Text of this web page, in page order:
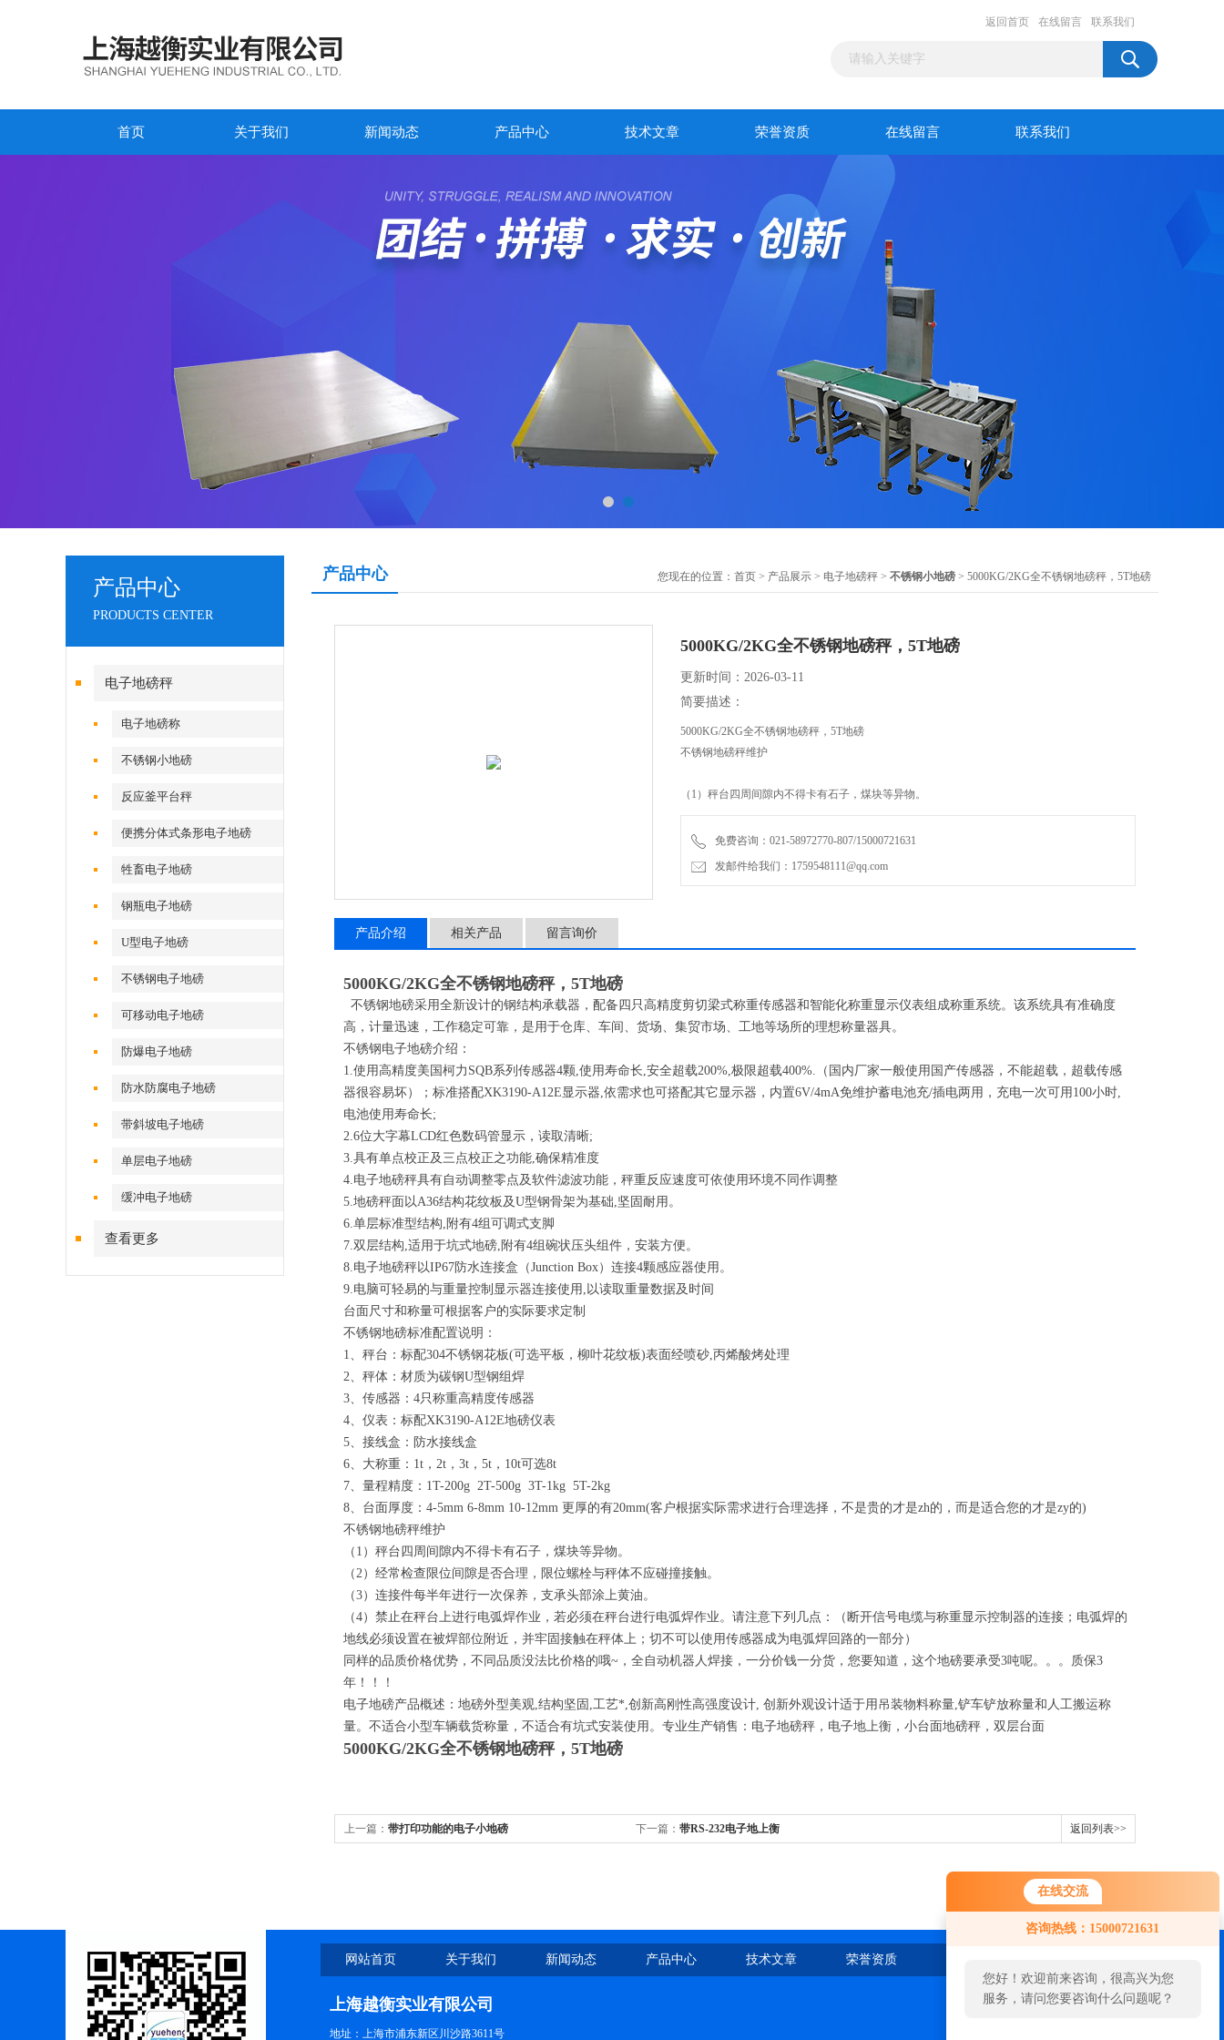
在线交流
咨询热线：15000721631
您好！欢迎前来咨询，很高兴为您
服务，请问您要咨询什么问题呢？
返回首页 在线留言 联系我们
首页 关于我们 新闻动态 产品中心 技术文章 荣誉资质 在线留言 联系我们
产品中心
PRODUCTS CENTER
电子地磅秤
电子地磅称
不锈钢小地磅
反应釜平台秤
便携分体式条形电子地磅
牲畜电子地磅
钢瓶电子地磅
U型电子地磅
不锈钢电子地磅
可移动电子地磅
防爆电子地磅
防水防腐电子地磅
带斜坡电子地磅
单层电子地磅
缓冲电子地磅
查看更多
产品中心 您现在的位置： 首页 > 产品展示 > 电子地磅秤 > 不锈钢小地磅 > 5000KG/2KG全不锈钢地磅秤，5T地磅
5000KG/2KG全不锈钢地磅秤，5T地磅
更新时间：2026-03-11
简要描述：
5000KG/2KG全不锈钢地磅秤，5T地磅
不锈钢地磅秤维护
（1）秤台四周间隙内不得卡有石子，煤块等异物。
（2）经常检查限位间隙是否合理，限位螺栓与秤体不应碰撞接触。
免费咨询：021-58972770-807/15000721631
发邮件给我们：1759548111@qq.com
产品介绍 相关产品 留言询价
5000KG/2KG全不锈钢地磅秤，5T地磅
不锈钢地磅采用全新设计的钢结构承载器，配备四只高精度剪切梁式称重传感器和智能化称重显示仪表组成称重系统。该系统具有准确度
高，计量迅速，工作稳定可靠，是用于仓库、车间、货场、集贸市场、工地等场所的理想称量器具。
不锈钢电子地磅介绍：
1.使用高精度美国柯力SQB系列传感器4颗,使用寿命长,安全超载200%,极限超载400%.（国内厂家一般使用国产传感器，不能超载，超载传感
器很容易坏）；标准搭配XK3190-A12E显示器,依需求也可搭配其它显示器，内置6V/4mA免维护蓄电池充/插电两用，充电一次可用100小时,
电池使用寿命长;
2.6位大字幕LCD红色数码管显示，读取清晰;
3.具有单点校正及三点校正之功能,确保精准度
4.电子地磅秤具有自动调整零点及软件滤波功能，秤重反应速度可依使用环境不同作调整
5.地磅秤面以A36结构花纹板及U型钢骨架为基础,坚固耐用。
6.单层标准型结构,附有4组可调式支脚
7.双层结构,适用于坑式地磅,附有4组碗状压头组件，安装方便。
8.电子地磅秤以IP67防水连接盒（Junction Box）连接4颗感应器使用。
9.电脑可轻易的与重量控制显示器连接使用,以读取重量数据及时间
台面尺寸和称量可根据客户的实际要求定制
不锈钢地磅标准配置说明：
1、秤台：标配304不锈钢花板(可选平板，柳叶花纹板)表面经喷砂,丙烯酸烤处理
2、秤体：材质为碳钢U型钢组焊
3、传感器：4只称重高精度传感器
4、仪表：标配XK3190-A12E地磅仪表
5、接线盒：防水接线盒
6、大称重：1t，2t，3t，5t，10t可选8t
7、量程精度：1T-200g 2T-500g 3T-1kg 5T-2kg
8、台面厚度：4-5mm 6-8mm 10-12mm 更厚的有20mm(客户根据实际需求进行合理选择，不是贵的才是zh的，而是适合您的才是zy的)
不锈钢地磅秤维护
（1）秤台四周间隙内不得卡有石子，煤块等异物。
（2）经常检查限位间隙是否合理，限位螺栓与秤体不应碰撞接触。
（3）连接件每半年进行一次保养，支承头部涂上黄油。
（4）禁止在秤台上进行电弧焊作业，若必须在秤台进行电弧焊作业。请注意下列几点：（断开信号电缆与称重显示控制器的连接；电弧焊的
地线必须设置在被焊部位附近，并牢固接触在秤体上；切不可以使用传感器成为电弧焊回路的一部分）
同样的品质价格优势，不同品质没法比价格的哦~，全自动机器人焊接，一分价钱一分货，您要知道，这个地磅要承受3吨呢。。。质保3
年！！！
电子地磅产品概述：地磅外型美观,结构坚固,工艺*,创新高刚性高强度设计, 创新外观设计适于用吊装物料称量,铲车铲放称量和人工搬运称
量。不适合小型车辆载货称量，不适合有坑式安装使用。专业生产销售：电子地磅秤，电子地上衡，小台面地磅秤，双层台面
5000KG/2KG全不锈钢地磅秤，5T地磅
上一篇： 带打印功能的电子小地磅 下一篇： 带RS-232电子地上衡 返回列表>>
网站首页 关于我们 新闻动态 产品中心 技术文章 荣誉资质
上海越衡实业有限公司
地址：上海市浦东新区川沙路3611号